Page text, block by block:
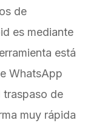
de
es mediante
está
WhatsApp
traspaso de
muy rápida